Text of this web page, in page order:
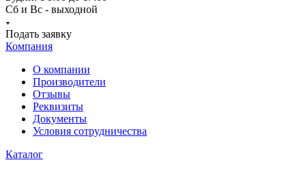
Сб и Вс - выходной
Подать заявку
Компания
О компании
Производители
Отзывы
Реквизиты
Документы
Условия сотрудничества
Каталог